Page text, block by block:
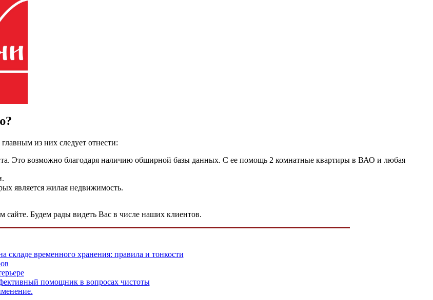
из них следует отнести:
Это возможно благодаря наличию обширной базы данных. С ее помощь 2 комнатные квартиры в ВАО и любая
является жилая недвижимость.
Будем рады видеть Вас в числе наших клиентов.
складе временного хранения: правила и тонкости
помощник в вопросах чистоты